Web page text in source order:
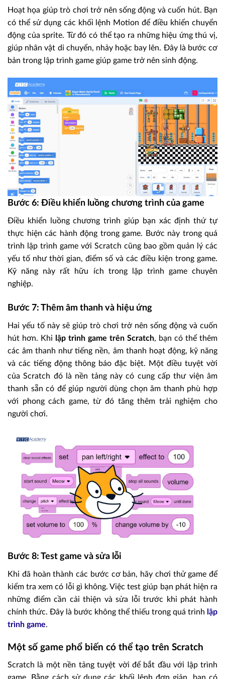
Hoạt họa giúp trò chơi trở nên sống động và cuốn hút. Bạn
có thể sử dụng các khối lệnh Motion để điều khiển chuyển
động của sprite. Từ đó có thể tạo ra những hiệu ứng thú vị,
giúp nhân vật di chuyển, nhảy hoặc bay lên. Đây là bước cơ
bản trong lập trình game giúp game trở nên sinh động.
Bước 6: Điều khiển luồng chương trình của game
Điều khiển luồng chương trình giúp bạn xác định thứ tự
thực hiện các hành động trong game. Bước này trong quá
trình lập trình game với Scratch cũng bao gồm quản lý các
yếu tố như thời gian, điểm số và các điều kiện trong game.
Kỹ năng này rất hữu ích trong lập trình game chuyên
nghiệp.
Bước 7: Thêm âm thanh và hiệu ứng
Hai yếu tố này sẽ giúp trò chơi trở nên sống động và cuốn
hút hơn. Khi
lập trình game trên Scratch, bạn có thể thêm
các âm thanh như tiếng nền, âm thanh hoạt động, kỹ năng
và các tiếng động thông báo đặc biệt. Một điều tuyệt vời
của Scratch đó là nền tảng này có cung cấp thư viện âm
thanh sẵn có để giúp người dùng chọn âm thanh phù hợp
với phong cách game, từ đó tăng thêm trải nghiệm cho
người chơi.
Bước 8: Test game và sửa lỗi
Khi đã hoàn thành các bước cơ bản, hãy chơi thử game để
kiểm tra xem có lỗi gì không. Việc test giúp bạn phát hiện ra
những điểm cần cải thiện và sửa lỗi trước khi phát hành
chính thức. Đây là bước không thể thiếu trong quá trình lập
trình game.
Một số game phổ biến có thể tạo trên Scratch
Scratch là một nền tảng tuyệt vời để bắt đầu với lập trình
game. Bằng cách sử dụng các khối lệnh đơn giản, bạn có